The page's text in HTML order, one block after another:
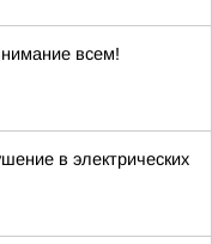
всем!
в электрических